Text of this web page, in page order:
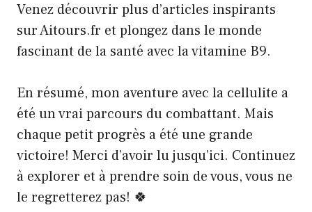
Venez découvrir plus d’articles inspirants
surAitours.fr et plongez dans le monde
fascinant de la santé avec la vitamine B9.
En résumé, mon aventure avec la cellulite a
été un vrai parcours du combattant. Mais
chaque petit progrès a été une grande
victoire! Merci d’avoir lu jusqu’ici. Continuez
à explorer et à prendre soin de vous, vous ne
le regretterez pas! 🍀